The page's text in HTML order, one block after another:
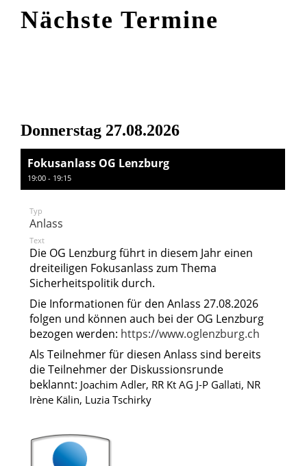
Nächste Termine
Donnerstag 27.08.2026
Fokusanlass OG Lenzburg
19:00 - 19:15
Typ
Anlass
Text
Die OG Lenzburg führt in diesem Jahr einen
dreiteiligen Fokusanlass zum Thema
Sicherheitspolitik durch.
Die Informationen für den Anlass 27.08.2026
folgen und können auch bei der OG Lenzburg
bezogen werden: https://www.oglenzburg.ch
Als Teilnehmer für diesen Anlass sind bereits
die Teilnehmer der Diskussionsrunde
beklannt: Joachim Adler, RR Kt AG J-P Gallati, NR
Irène Kälin, Luzia Tschirky